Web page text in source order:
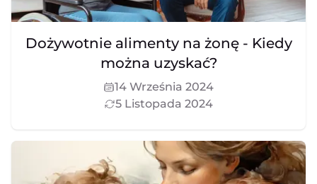
Dożywotnie alimenty na żonę - Kiedy
można uzyskać?
14 Września 2024
5 Listopada 2024